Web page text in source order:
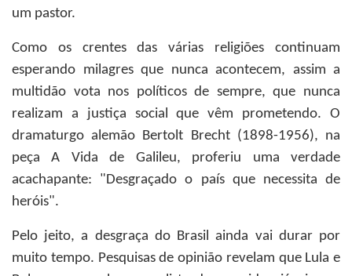
um pastor.
Como os crentes das várias religiões continuam
esperando milagres que nunca acontecem, assim a
multidão vota nos políticos de sempre, que nunca
realizam a justiça social que vêm prometendo. O
dramaturgo alemão Bertolt Brecht (1898-1956), na
peça A Vida de Galileu, proferiu uma verdade
acachapante: "Desgraçado o país que necessita de
heróis".
Pelo jeito, a desgraça do Brasil ainda vai durar por
muito tempo. Pesquisas de opinião revelam que Lula e